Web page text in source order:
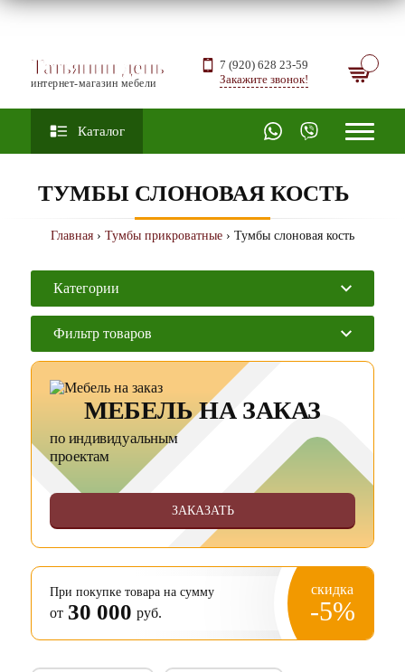
Татьянин день
интернет-магазин мебели
7 (920) 628 23-59
Закажите звонок!
Каталог
ТУМБЫ СЛОНОВАЯ КОСТЬ
Главная › Тумбы прикроватные › Тумбы слоновая кость
Категории
Фильтр товаров
МЕБЕЛЬ НА ЗАКАЗ
по индивидуальным
проектам
ЗАКАЗАТЬ
При покупке товара на сумму
от 30 000 руб.
скидка
-5%